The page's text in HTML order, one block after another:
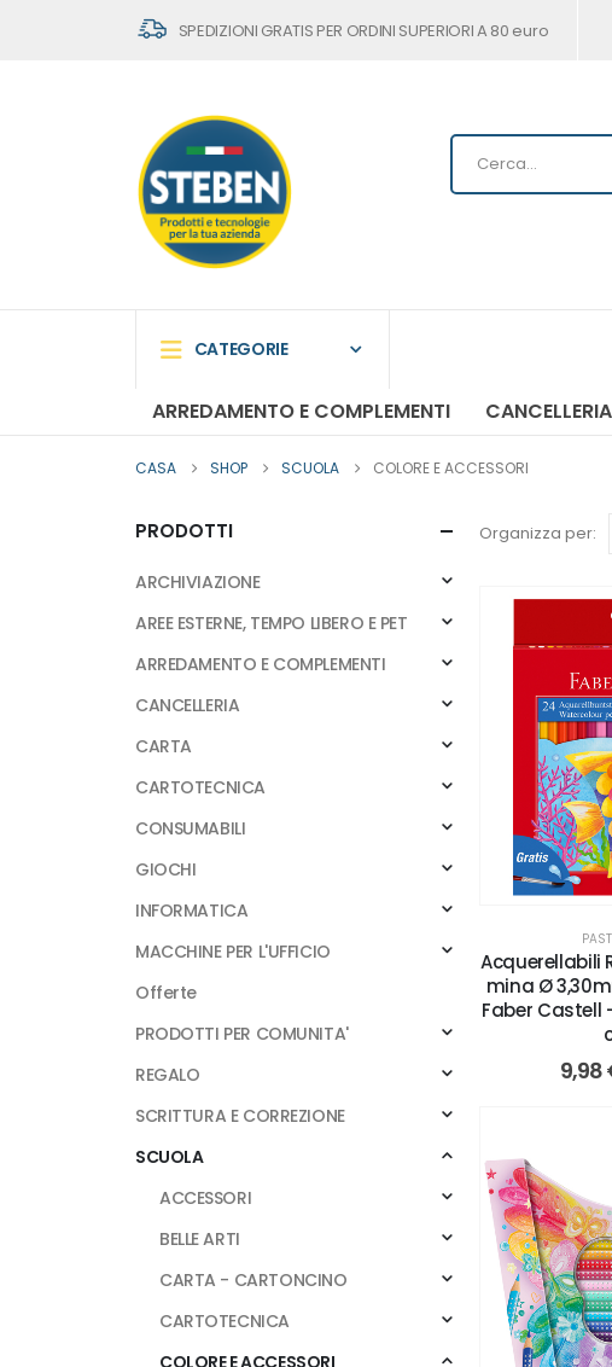
SPEDIZIONI GRATIS PER ORDINI SUPERIORI A 80 euro
CATEGORIE
ARREDAMENTO E COMPLEMENTI CANCELLERIA
CASA SHOP SCUOLA COLORE E ACCESSORI
Organizza per:
Acquerellabili
mina Ø
Faber Castell
9,98
PRODOTTI
ARCHIVIAZIONE
AREE ESTERNE, TEMPO LIBERO E PET
ARREDAMENTO E COMPLEMENTI
CANCELLERIA
CARTA
CARTOTECNICA
CONSUMABILI
GIOCHI
INFORMATICA
MACCHINE PER L'UFFICIO
Offerte
PRODOTTI PER COMUNITA'
REGALO
SCRITTURA E CORREZIONE
SCUOLA
ACCESSORI
BELLE ARTI
CARTA - CARTONCINO
CARTOTECNICA
COLORE E ACCESSORI